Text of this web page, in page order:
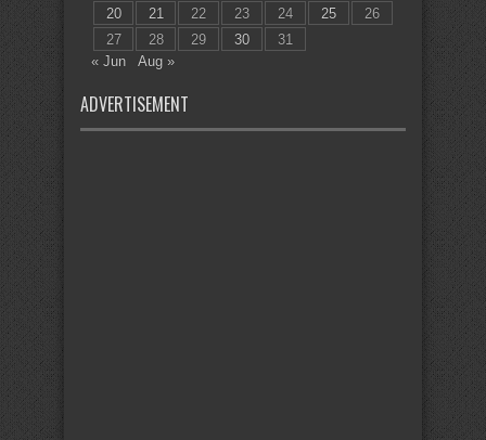
20
21 22 23 24 25
26
27
28 29 30
31
« Jun
Aug »
ADVERTISEMENT